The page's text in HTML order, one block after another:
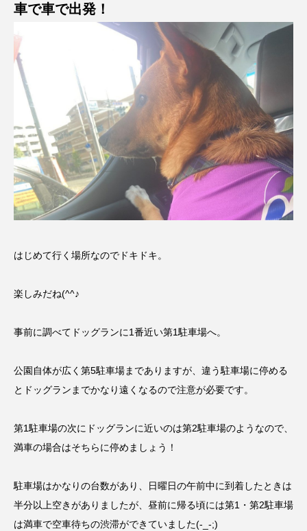
車で車で出発！
はじめて行く場所なのでドキドキ。
楽しみだね(^^♪
事前に調べてドッグランに1番近い第1駐車場へ。
公園自体が広く第5駐車場までありますが、違う駐車場に停める
とドッグランまでかなり遠くなるので注意が必要です。
第1駐車場の次にドッグランに近いのは第2駐車場のようなので、
満車の場合はそちらに停めましょう！
駐車場はかなりの台数があり、日曜日の午前中に到着したときは
半分以上空きがありましたが、昼前に帰る頃には第1・第2駐車場
は満車で空車待ちの渋滞ができていました(-_-;)